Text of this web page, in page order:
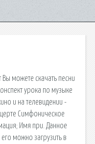
можете скачать песни
урока по музыке
и на телевидении -
Симфоническое
Имя при. Данное
можно загрузить в